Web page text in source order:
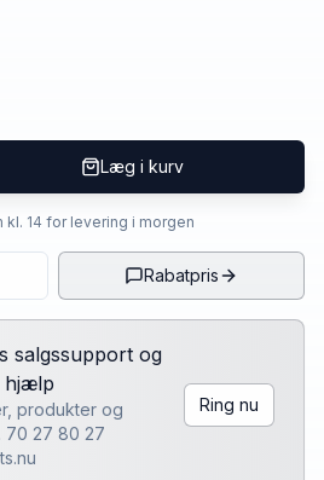
Læg i kurv
14 for levering i morgen
Rabatpris
salgssupport og
hjælp
produkter og
70 27 80 27
Ring nu